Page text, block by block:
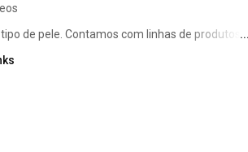
de pele. Contamos com linhas de produtos